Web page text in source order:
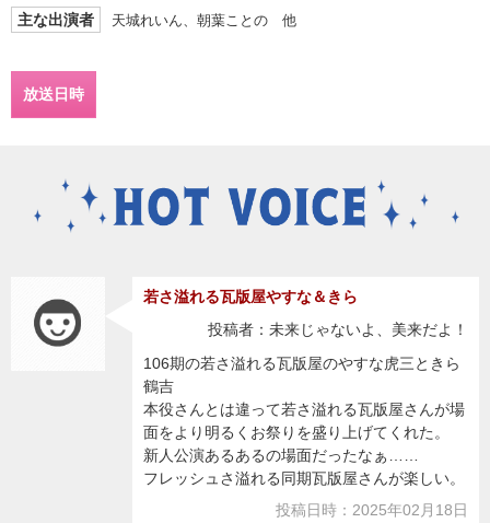
主な出演者 天城れいん、朝葉ことの 他
放送日時
若さ溢れる瓦版屋やすな＆きら
投稿者：未来じゃないよ、美来だよ！
106期の若さ溢れる瓦版屋のやすな虎三ときら
鶴吉
本役さんとは違って若さ溢れる瓦版屋さんが場
面をより明るくお祭りを盛り上げてくれた。
新人公演あるあるの場面だったなぁ……
フレッシュさ溢れる同期瓦版屋さんが楽しい。
投稿日時：2025年02月18日